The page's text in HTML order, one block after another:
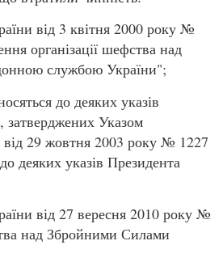
від 3 квітня 2000 року №
організації шефства над
службою України";
до деяких указів
затверджених Указом
від 29 жовтня 2003 року № 1227
деяких указів Президента
від 27 вересня 2010 року №
над Збройними Силами